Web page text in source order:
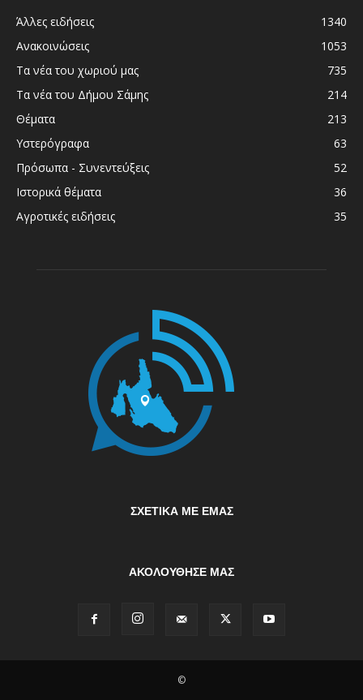
Άλλες ειδήσεις
1340
Ανακοινώσεις
1053
Τα νέα του χωριού μας
735
Τα νέα του Δήμου Σάμης
214
Θέματα
213
Υστερόγραφα
63
Πρόσωπα - Συνεντεύξεις
52
Ιστορικά θέματα
36
Αγροτικές ειδήσεις
35
ΣΧΕΤΙΚΆ ΜΕ ΕΜΆΣ
ΑΚΟΛΟΥΘΗΣΕ ΜΑΣ
©